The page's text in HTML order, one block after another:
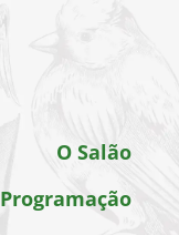
O Salão
Programação